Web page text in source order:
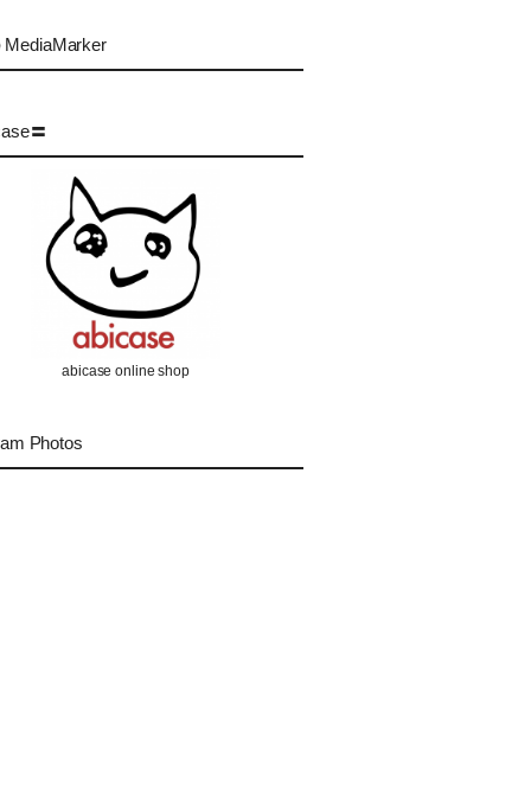
MediaMarker
〓
abicase online shop
Photos